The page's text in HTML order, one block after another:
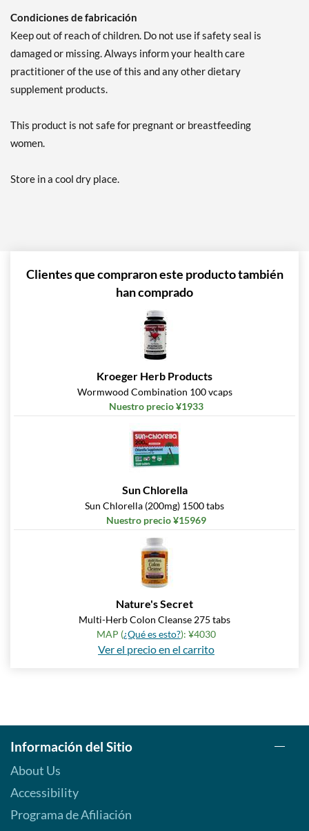
Condiciones de fabricación
Keep out of reach of children. Do not use if safety seal is
damaged or missing. Always inform your health care
practitioner of the use of this and any other dietary
supplement products.
This product is not safe for pregnant or breastfeeding
women.
Store in a cool dry place.
Clientes que compraron este producto también
han comprado
Kroeger Herb Products
Wormwood Combination 100 vcaps
Nuestro precio ¥1933
Sun Chlorella
Sun Chlorella (200mg) 1500 tabs
Nuestro precio ¥15969
Nature's Secret
Multi-Herb Colon Cleanse 275 tabs
MAP (¿Qué es esto?): ¥4030
Ver el precio en el carrito
Información del Sitio
About Us
Accessibility
Programa de Afiliación